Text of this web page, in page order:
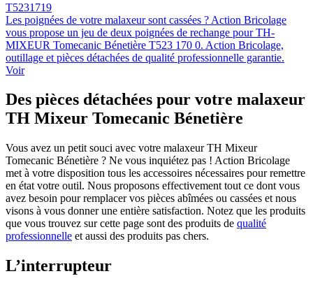
T5231719
Les poignées de votre malaxeur sont cassées ? Action Bricolage
vous propose un jeu de deux poignées de rechange pour TH-
MIXEUR Tomecanic Bénetière T523 170 0. Action Bricolage,
outillage et pièces détachées de qualité professionnelle garantie.
Voir
Des pièces détachées pour votre malaxeur
TH Mixeur Tomecanic Bénetière
Vous avez un petit souci avec votre malaxeur TH Mixeur
Tomecanic Bénetière ? Ne vous inquiétez pas ! Action Bricolage
met à votre disposition tous les accessoires nécessaires pour remettre
en état votre outil. Nous proposons effectivement tout ce dont vous
avez besoin pour remplacer vos pièces abîmées ou cassées et nous
visons à vous donner une entière satisfaction. Notez que les produits
que vous trouvez sur cette page sont des produits de qualité
professionnelle et aussi des produits pas chers.
L’interrupteur